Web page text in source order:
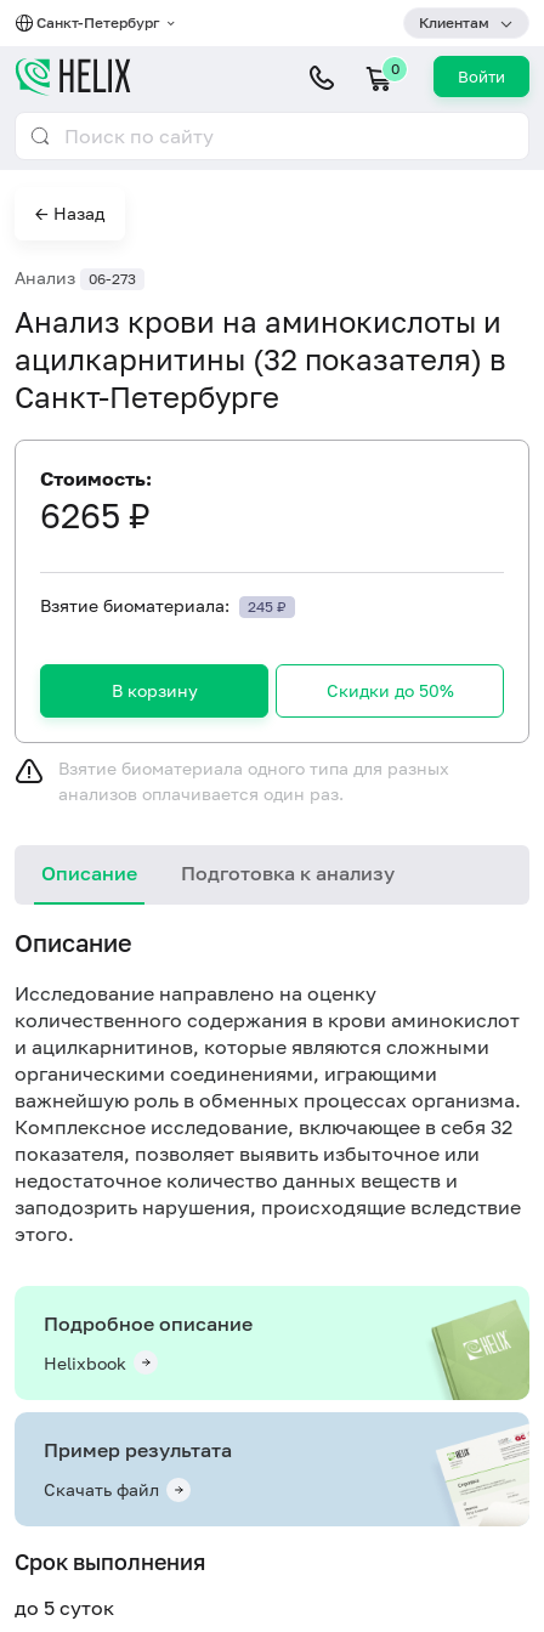
Санкт-Петербург Клиентам
0 Войти
← Назад
Анализ 06-273
Анализ крови на аминокислоты и
ацилкарнитины (32 показателя) в
Санкт-Петербурге
Стоимость:
6265 ₽
Взятие биоматериала: 245 ₽
В корзину Скидки до 50%
Взятие биоматериала одного типа для разных
анализов оплачивается один раз.
Описание Подготовка к анализу
Описание
Исследование направлено на оценку
количественного содержания в крови аминокислот
и ацилкарнитинов, которые являются сложными
органическими соединениями, играющими
важнейшую роль в обменных процессах организма.
Комплексное исследование, включающее в себя 32
показателя, позволяет выявить избыточное или
недостаточное количество данных веществ и
заподозрить нарушения, происходящие вследствие
этого.
Подробное описание
Helixbook
Пример результата
Скачать файл
Срок выполнения
до 5 суток